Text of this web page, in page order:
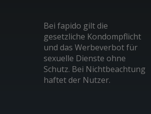
Bei fapido gilt die
gesetzliche Kondompflicht
und das Werbeverbot für
sexuelle Dienste ohne
Schutz. Bei Nichtbeachtung
haftet der Nutzer.